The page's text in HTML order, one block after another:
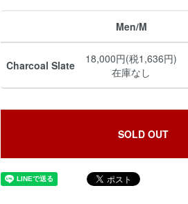
Men/M
Charcoal Slate
18,000円(税1,636円)
在庫なし
SOLD OUT